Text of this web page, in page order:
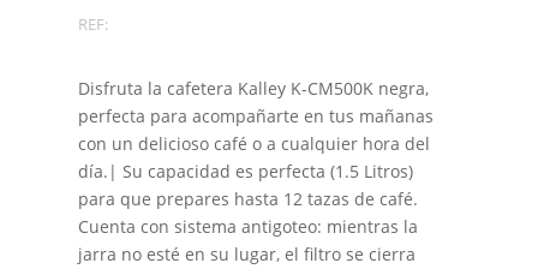
REF:
Disfruta la cafetera Kalley K-CM500K negra,
perfecta para acompañarte en tus mañanas
con un delicioso café o a cualquier hora del
día.| Su capacidad es perfecta (1.5 Litros)
para que prepares hasta 12 tazas de café.
Cuenta con sistema antigoteo: mientras la
jarra no esté en su lugar, el filtro se cierra